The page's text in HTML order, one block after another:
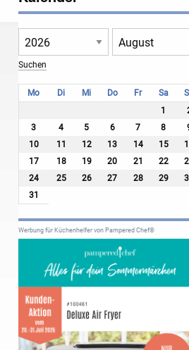
Mo Di Mi Do Fr Sa
1
3
4 5 6 7 8
10
11 12 13 14 15
17
18 19 20 21 22
24
25 26 27 28 29
31
Werbung für Küchenhelfer von Pampered Chef®